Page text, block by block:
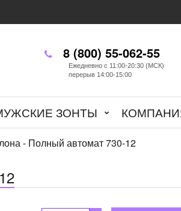
8 (800) 55-062-55
Ежедневно с 11:00-20:30 (МСК)
перерыв 14:00-15:00
ЗОНТЫ
- Полный автомат 730-12